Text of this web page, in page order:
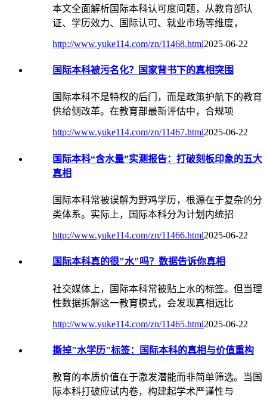
本文全面解析国际本科认可度问题，从教育部认
证、学历效力、国际认可、就业市场等维度，
http://www.yuke114.com/zn/11468.html2025-06-22
国际本科被污名化？国家背书下的真相突围
国际本科不是特权的后门，而是政策护航下的教育
供给侧改革。在教育部最新评估中，合规项
http://www.yuke114.com/zn/11467.html2025-06-22
国际本科“含水量”实测报告：打破刻板印象的五大
真相
国际本科常被误解为野鸡学历，根源在于复杂的分
类体系。实际上，国际本科分为计划内统招
http://www.yuke114.com/zn/11466.html2025-06-22
国际本科真的很"水"吗？数据告诉你真相
社交媒体上，国际本科常被贴上水的标签。但当理
性数据拆解这一教育模式，会发现真相远比
http://www.yuke114.com/zn/11465.html2025-06-22
撕掉"水学历"标签：国际本科的真相与价值重构
教育的本质价值在于激发潜能而非简单筛选。当国
际本科打破应试内卷，构建起学术严谨性与